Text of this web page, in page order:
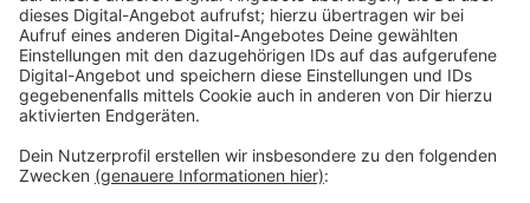
starke Rauchentwicklung war. Wann die Produktion in
der Hauptbäckerei weitergehen kann, sei im Moment
noch nicht klar.
Anzeige